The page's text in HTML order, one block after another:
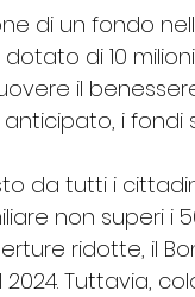
di un fondo
di 10
il
anticipato, i
da tutti i
non superi i
ridotte, il
Tuttavia,